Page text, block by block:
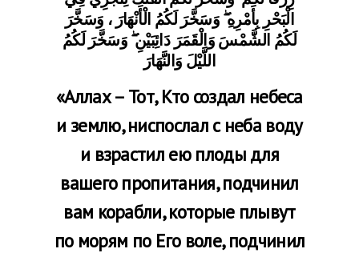
الْبَحْرِ بِأَمْرِهِ ۖ وَسَخَّرَ لَكُمُ الْأَنْهَارَ ، وَسَخَّرَ
لَكُمُ الشَّمْسَ وَالْقَمَرَ دَائِبَيْنِ ۖ وَسَخَّرَ لَكُمُ
اللَّيْلَ وَالنَّهَارَ
«Аллах–Тот, Кто создал небеса
и землю, ниспослал с неба воду
и взрастил ею плоды для
вашего пропитания, подчинил
вам корабли, которые плывут
по морям по Его воле, подчинил